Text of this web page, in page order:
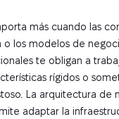
más cuando las
los modelos de
te obligan a
rígidos o
La arquitectura de
adaptar la